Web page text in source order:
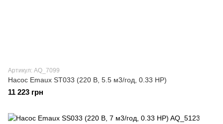
Артикул: AQ_7099
Насос Emaux ST033 (220 В, 5.5 м3/год, 0.33 НР)
11 223 грн